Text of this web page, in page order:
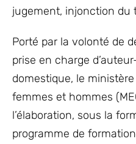
jugement, injonction du
Porté par la volonté de
prise en charge
domestique, le ministère
femmes et hommes
l’élaboration, sous la
programme de